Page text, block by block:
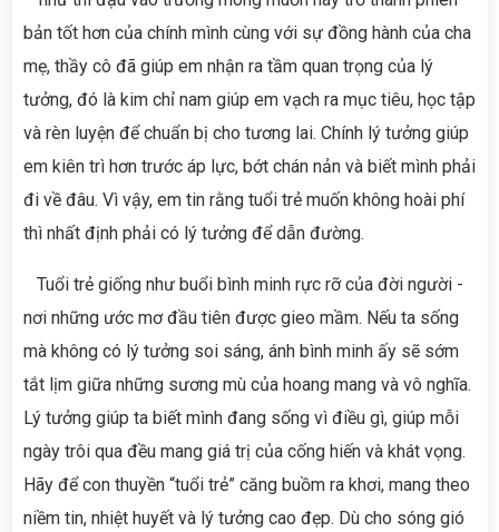
bản tốt hơn của chính mình cùng với sự đồng hành của cha
mẹ, thầy cô đã giúp em nhận ra tầm quan trọng của lý
tưởng, đó là kim chỉ nam giúp em vạch ra mục tiêu, học tập
và rèn luyện để chuẩn bị cho tương lai. Chính lý tưởng giúp
em kiên trì hơn trước áp lực, bớt chán nản và biết mình phải
đi về đâu. Vì vậy, em tin rằng tuổi trẻ muốn không hoài phí
thì nhất định phải có lý tưởng để dẫn đường.
Tuổi trẻ giống như buổi bình minh rực rỡ của đời người -
nơi những ước mơ đầu tiên được gieo mầm. Nếu ta sống
mà không có lý tưởng soi sáng, ánh bình minh ấy sẽ sớm
tắt lịm giữa những sương mù của hoang mang và vô nghĩa.
Lý tưởng giúp ta biết mình đang sống vì điều gì, giúp mỗi
ngày trôi qua đều mang giá trị của cống hiến và khát vọng.
Hãy để con thuyền “tuổi trẻ” căng buồm ra khơi, mang theo
niềm tin, nhiệt huyết và lý tưởng cao đẹp. Dù cho sóng gió